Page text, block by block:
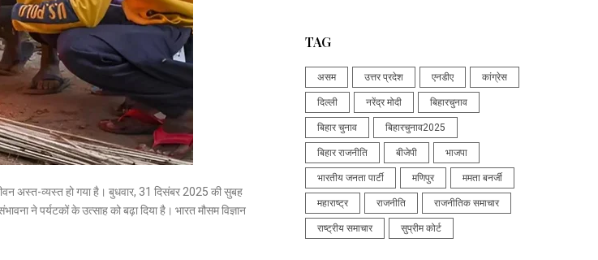
अस्त-व्यस्त हो गया है। बुधवार, 31 दिसंबर 2025 की सुबह
ने पर्यटकों के उत्साह को बढ़ा दिया है। भारत मौसम विज्ञान
TAG
असम उत्तर प्रदेश एनडीए कांग्रेस
दिल्ली नरेंद्र मोदी बिहारचुनाव
बिहार चुनाव बिहारचुनाव2025
बिहार राजनीति बीजेपी भाजपा
भारतीय जनता पार्टी मणिपुर ममता बनर्जी
महाराष्ट्र राजनीति राजनीतिक समाचार
राष्ट्रीय समाचार सुप्रीम कोर्ट